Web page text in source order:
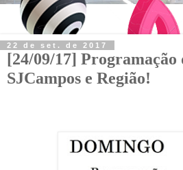
22 de set. de 2017
[24/09/17]
SJCampos e Região!